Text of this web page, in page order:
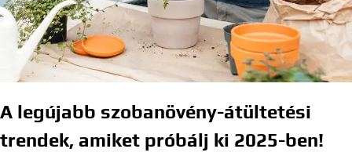
A legújabb szobanövény-átültetési
trendek, amiket próbálj ki 2025-ben!